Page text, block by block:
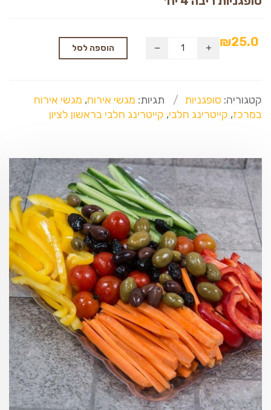
₪25.0 הוספה לסל
קטגוריה: סופגניות תגיות: מגשי אירוח, מגשי אירוח
במרכז, קייטרינג חלבי, קייטרינג חלבי בראשון לציון